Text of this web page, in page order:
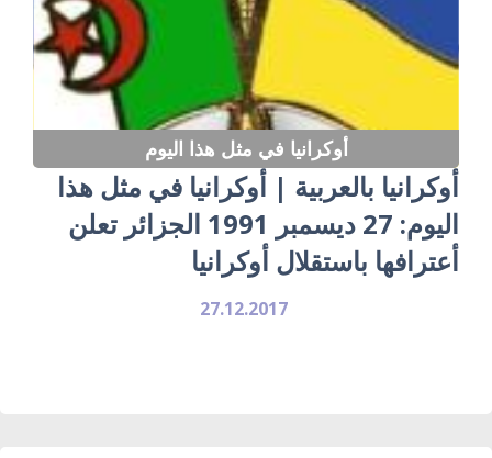
أوكرانيا في مثل هذا اليوم
أوكرانيا بالعربية | أوكرانيا في مثل هذا
اليوم: 27 ديسمبر 1991 الجزائر تعلن
أعترافها باستقلال أوكرانيا
27.12.2017